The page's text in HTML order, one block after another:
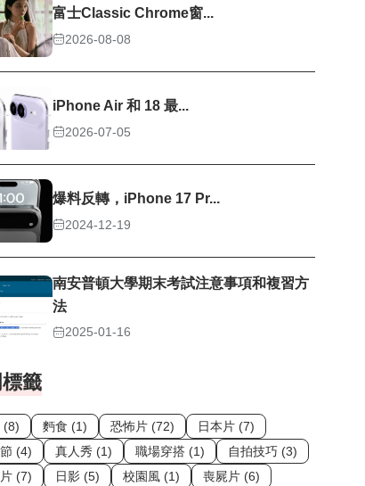
富士Classic Chrome窗...
2026-08-08
iPhone Air 和 18 最...
2026-07-05
爆料反轉，iPhone 17 Pr...
2024-12-19
南安普頓大學期末考試注意事項和複習方
法
2025-01-16
籤
(8) 麪食 (1) 恐怖片 (72)
日本片 (7)
(4)
真人秀 (1) 職場穿搭 (1)
自拍技巧 (3)
(7)
日影 (5) 校園風 (1)
喪屍片 (6)